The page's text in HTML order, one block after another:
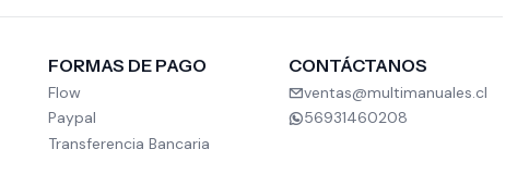
FORMAS DE PAGO
Flow
Paypal
Transferencia Bancaria
CONTÁCTANOS
ventas@multimanuales.cl
56931460208